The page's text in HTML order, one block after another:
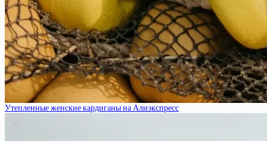
Утепленные женские кардиганы на Алиэкспресс